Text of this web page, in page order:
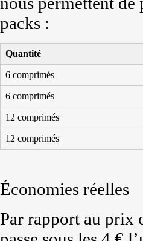
packs :
Quantité
6 comprimés
6 comprimés
12 comprimés
12 comprimés
Économies réelles
Par rapport au prix